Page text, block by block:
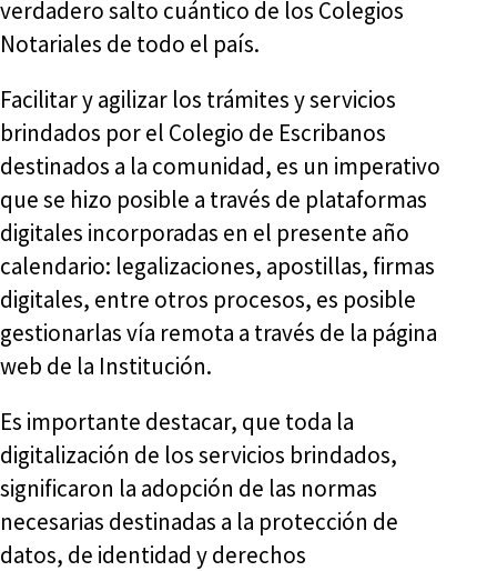
verdadero salto cuántico de los Colegios
Notariales de todo el país.
Facilitar y agilizar los trámites y servicios
brindados por el Colegio de Escribanos
destinados a la comunidad, es un imperativo
que se hizo posible a través de plataformas
digitales incorporadas en el presente año
calendario: legalizaciones, apostillas, firmas
digitales, entre otros procesos, es posible
gestionarlas vía remota a través de la página
web de la Institución.
Es importante destacar, que toda la
digitalización de los servicios brindados,
significaron la adopción de las normas
necesarias destinadas a la protección de
datos, de identidad y derechos